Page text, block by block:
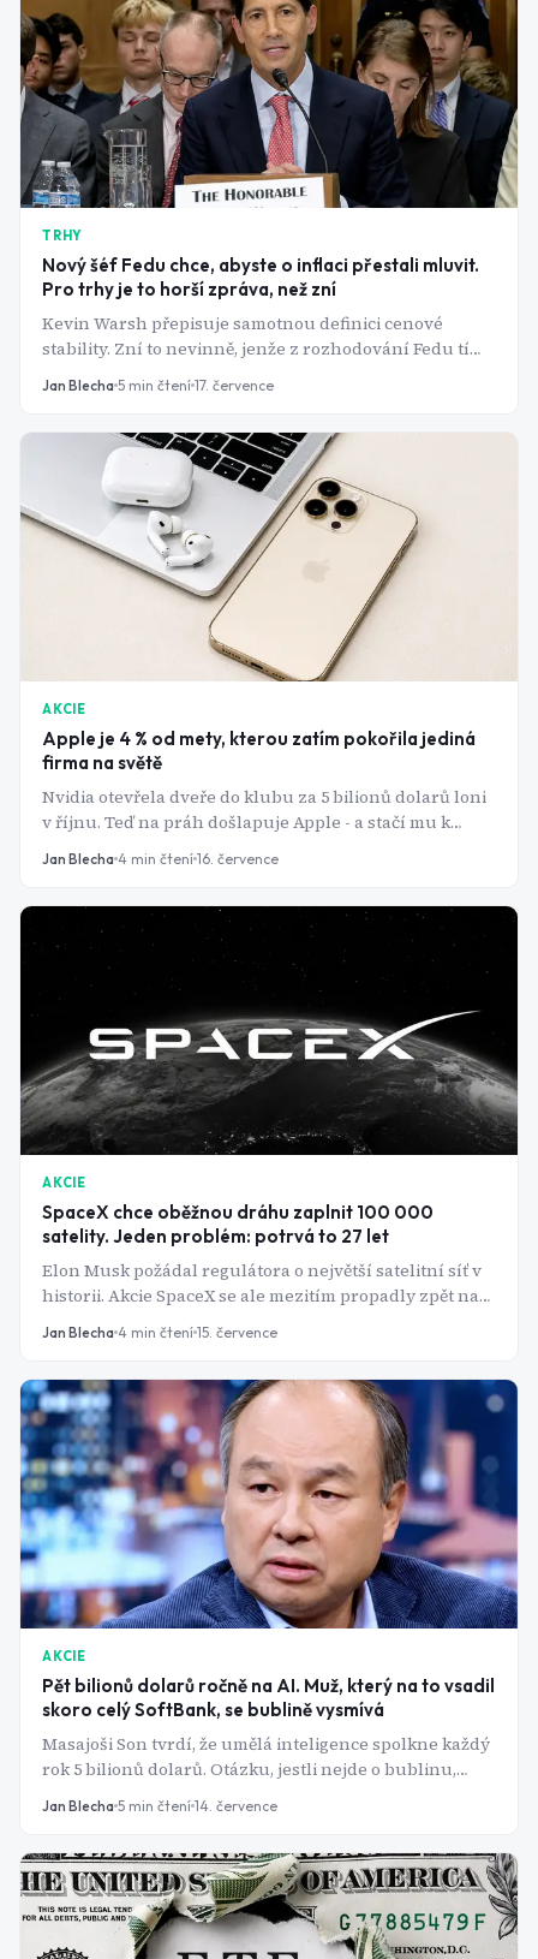
TRHY
Nový šéf Fedu chce, abyste o inflaci přestali mluvit.
Pro trhy je to horší zpráva, než zní
Kevin Warsh přepisuje samotnou definici cenové
stability. Zní to nevinně, jenže z rozhodování Fedu tím
dělá hádanku a hrozí zvýšením sazeb v době, kdy akcie
Jan Blecha 5 min čtení 17. července
AKCIE
Apple je 4 % od mety, kterou zatím pokořila jediná
firma na světě
Nvidia otevřela dveře do klubu za 5 bilionů dolarů loni
v říjnu. Teď na práh došlapuje Apple - a stačí mu k
tomu překvapivě málo.
Jan Blecha 4 min čtení 16. července
AKCIE
SpaceX chce oběžnou dráhu zaplnit 100 000
satelity. Jeden problém: potrvá to 27 let
Elon Musk požádal regulátora o největší satelitní síť v
historii. Akcie SpaceX se ale mezitím propadly zpět na
cenu z IPO. Co v plánu na internet celé planety nesedí?
Jan Blecha 4 min čtení 15. července
AKCIE
Pět bilionů dolarů ročně na AI. Muž, který na to vsadil
skoro celý SoftBank, se bublině vysmívá
Masajoši Son tvrdí, že umělá inteligence spolkne každý
rok 5 bilionů dolarů. Otázku, jestli nejde o bublinu,
označil za "nesmysl". Jeho vlastní firma přitom stojí a
Jan Blecha 5 min čtení 14. července